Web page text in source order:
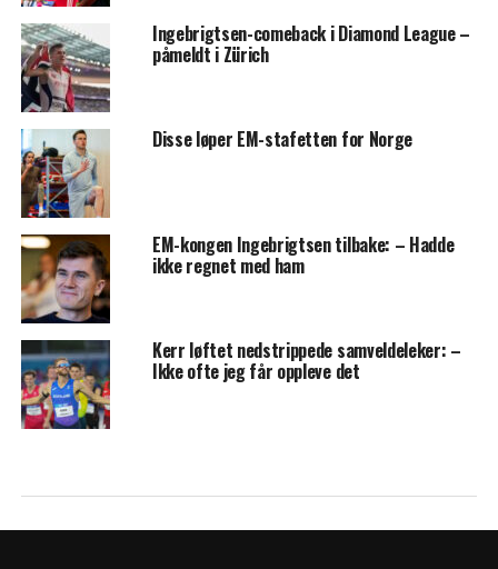
Ingebrigtsen-comeback i Diamond League –
påmeldt i Zürich
Disse løper EM-stafetten for Norge
EM-kongen Ingebrigtsen tilbake: – Hadde
ikke regnet med ham
Kerr løftet nedstrippede samveldeleker: –
Ikke ofte jeg får oppleve det